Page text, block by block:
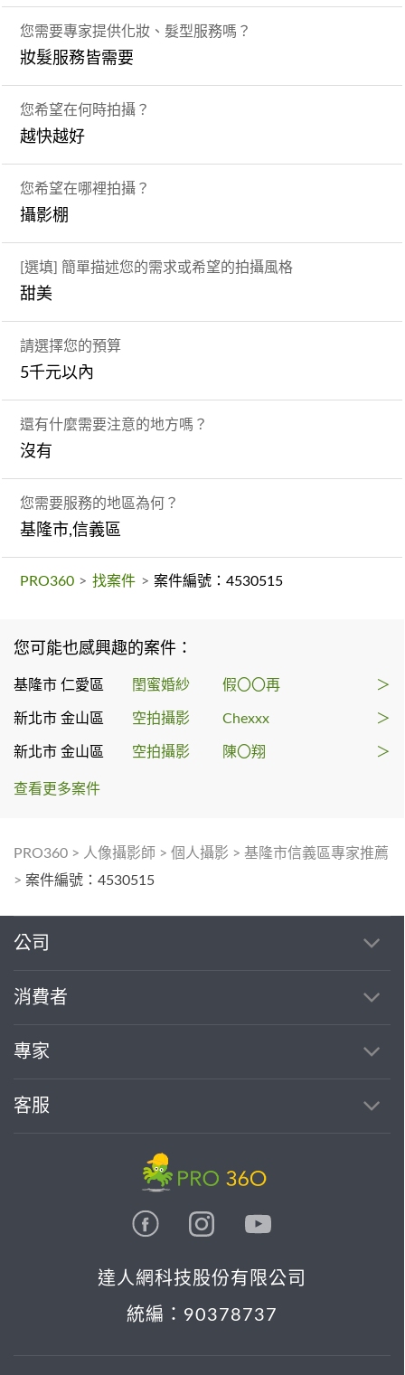
您需要專家提供化妝、髮型服務嗎？
妝髮服務皆需要
您希望在何時拍攝？
越快越好
您希望在哪裡拍攝？
攝影棚
[選填] 簡單描述您的需求或希望的拍攝風格
甜美
請選擇您的預算
5千元以內
還有什麼需要注意的地方嗎？
沒有
您需要服務的地區為何？
基隆市,信義區
PRO360 > 找案件 > 案件編號：4530515
您可能也感興趣的案件：
基隆市 仁愛區 閨蜜婚紗 假〇〇再 ＞
新北市 金山區 空拍攝影 Chexxx ＞
新北市 金山區 空拍攝影 陳〇翔 ＞
查看更多案件
PRO360 > 人像攝影師 > 個人攝影 > 基隆市信義區專家推薦
> 案件編號：4530515
公司
消費者
專家
客服
達人網科技股份有限公司
統編：90378737